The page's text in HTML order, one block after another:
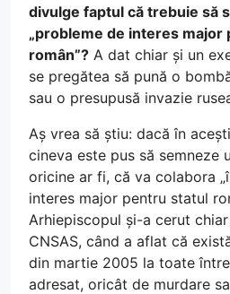
divulge faptul că trebuie să
„probleme de interes major
român”? A dat chiar și un
se pregătea să pună o
sau o presupusă invazie
Aș vrea să știu: dacă în
cineva este pus să semneze
oricine ar fi, că va colabora
interes major pentru statul
Arhiepiscopul și-a cerut
CNSAS, când a aflat că
din martie 2005 la toate
adresat, oricât de murdare